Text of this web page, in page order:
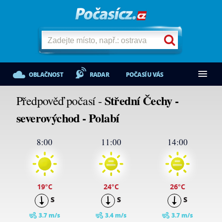
OBLAČNOST RADAR POČASÍ U VÁS
Předpověď počasí -Střední Čechy -
severovýchod - Polabí
8:00
19°C
S
3.7 m/s
11:00
24°C
S
3.4 m/s
14:00
26°C
S
3.7 m/s